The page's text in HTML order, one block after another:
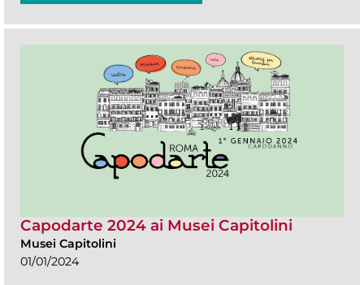
Capodarte 2024 ai Musei Capitolini
Musei Capitolini
01/01/2024